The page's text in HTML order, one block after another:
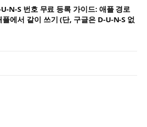
N-S 번호 무료 등록 가이드: 애플 경로
플에서 같이 쓰기 (단, 구글은 D-U-N-S 없